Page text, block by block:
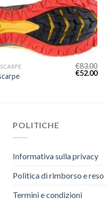
€83.00
€52.00
POLITICHE
Informativa sulla privacy
Politica di rimborso e reso
Termini e condizioni